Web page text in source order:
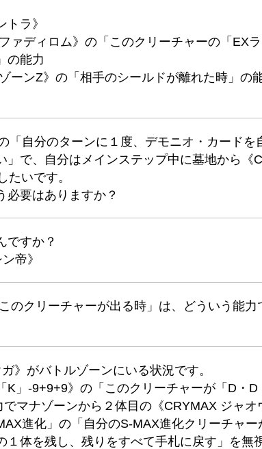
ラ》
ァディロム》の「このクリーチャーの「EXラ
の能力
ーンZ》の「相手のシールドが離れた時」の
「自分のターンに１度、デモニオ・カードを
」で、自分はメインステップ中に墓地から《
たいです。
必要はありますか？
ですか？
帝》
のクリーチャーが出る時」は、どういう能力
》がバトルゾーンにいる状況です。
K」-9+9+9》の「このクリーチャーが「D・D
マナゾーンから２体目の《CRYMAX ジャオ
進化」の「自分のS-MAX進化クリーチャー
１体を残し、残りをすべて手札に戻す」を無